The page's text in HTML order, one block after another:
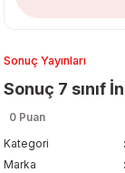
Sonuç Yayınları
Sonuç 7 sınıf
0 Puan
Kategori
Marka